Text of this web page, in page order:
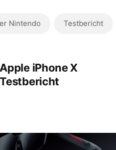
Nintendo Testbericht
Apple iPhone X
Testbericht